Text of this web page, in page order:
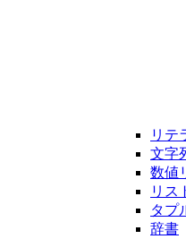
リテ
文字
数値
リス
タプ
辞書